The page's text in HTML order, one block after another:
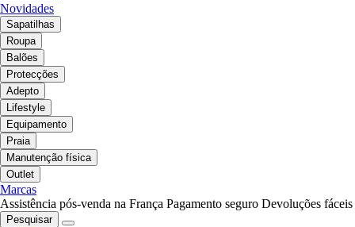
Novidades
Sapatilhas
Roupa
Balões
Protecções
Adepto
Lifestyle
Equipamento
Praia
Manutenção física
Outlet
Marcas
Assistência pós-venda na França Pagamento seguro Devoluções fáceis
Pesquisar